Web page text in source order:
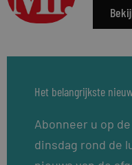
Het belangrijkste
Abonneer u op
dinsdag rond de